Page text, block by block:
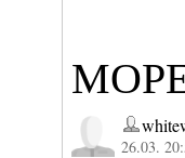
26.03.